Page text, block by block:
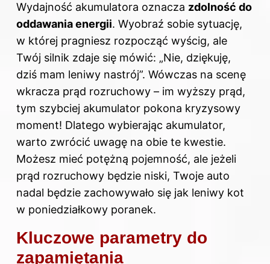
Wydajność akumulatora oznacza zdolność do
oddawania energii. Wyobraź sobie sytuację,
w której pragniesz rozpocząć wyścig, ale
Twój silnik zdaje się mówić: „Nie, dziękuję,
dziś mam leniwy nastrój”. Wówczas na scenę
wkracza prąd rozruchowy – im wyższy prąd,
tym szybciej akumulator pokona kryzysowy
moment! Dlatego wybierając akumulator,
warto zwrócić uwagę na obie te kwestie.
Możesz mieć potężną pojemność, ale jeżeli
prąd rozruchowy będzie niski, Twoje auto
nadal będzie zachowywało się jak leniwy kot
w poniedziałkowy poranek.
Kluczowe parametry do
zapamiętania